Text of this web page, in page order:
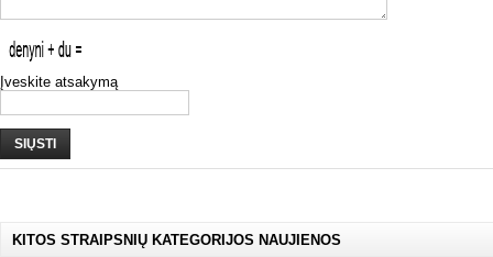
Įveskite atsakymą
SIŲSTI
KITOS STRAIPSNIŲ KATEGORIJOS NAUJIENOS